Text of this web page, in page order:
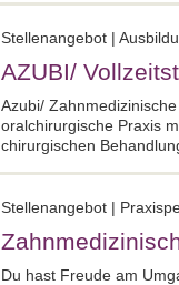
Stellenangebot |
AZUBI/
Azubi/
oralchirurgische Praxis
chirurgischen
Stellenangebot |
Du hast Freude am